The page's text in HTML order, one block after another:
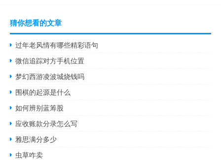
猜你想看的文章
过年老风情有哪些精彩语句
微信追踪对方手机位置
梦幻西游凌波城烧钱吗
围棋的起源是什么
如何辨别蓝筹股
应收账款分录怎么写
雅思满分多少
虫草咋卖